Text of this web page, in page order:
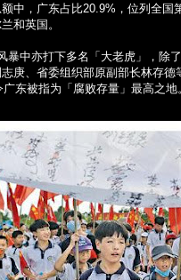
中，广东占比20.9% ，位列全
和英国。
暴中亦打下多名「大老虎」，除
庚、省委组织部原副部长林存
东被指为「腐败存量」最高之地